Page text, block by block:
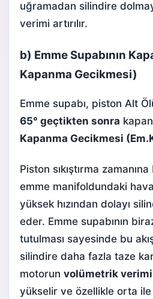
uğramadan silindire
verimi artırılır.
b) Emme Supabının
Kapanma Gecikmesi)
Emme supabı, piston Alt
65° geçtikten sonra
Kapanma Gecikmesi
Piston sıkıştırma
emme manifoldundaki hava-
yüksek hızından dolayı
eder. Emme supabının
tutulması sayesinde bu
silindire daha fazla taze
motorun volümetrik
yükselir ve özellikle orta